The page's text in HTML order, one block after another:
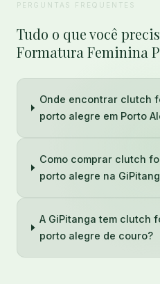
PERGUNTAS FREQUENTES
Tudo o que você
Formatura Feminina
Onde encontrar clutch
porto alegre em Porto
Como comprar clutch
porto alegre na
A GiPitanga tem clutch
porto alegre de couro?